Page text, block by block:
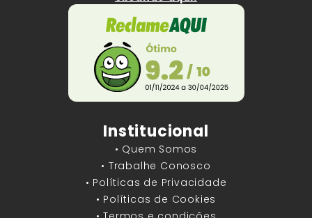
Institucional
• Quem Somos
• Trabalhe Conosco
• Políticas de Privacidade
• Políticas de Cookies